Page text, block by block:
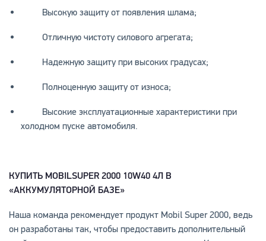
Высокую защиту от появления шлама;
Отличную чистоту силового агрегата;
Надежную защиту при высоких градусах;
Полноценную защиту от износа;
Высокие эксплуатационные характеристики при
холодном пуске автомобиля.
КУПИТЬ MOBILSUPER 2000 10W40 4Л В
«АККУМУЛЯТОРНОЙ БАЗЕ»
Наша команда рекомендует продукт Mobil Super 2000, ведь
он разработаны так, чтобы предоставить дополнительный